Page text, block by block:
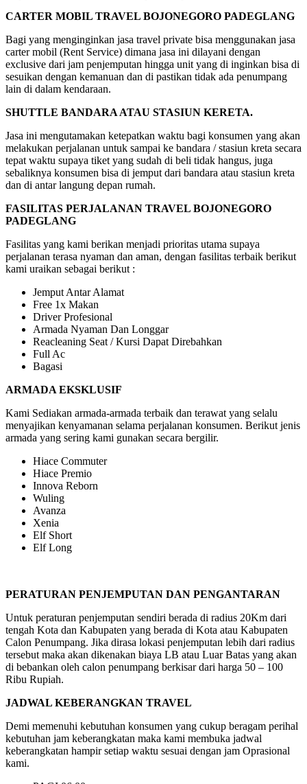
CARTER MOBIL TRAVEL BOJONEGORO PADEGLANG
Bagi yang menginginkan jasa travel private bisa menggunakan jasa
carter mobil (Rent Service) dimana jasa ini dilayani dengan
exclusive dari jam penjemputan hingga unit yang di inginkan bisa di
sesuikan dengan kemanuan dan di pastikan tidak ada penumpang
lain di dalam kendaraan.
SHUTTLE BANDARA ATAU STASIUN KERETA.
Jasa ini mengutamakan ketepatkan waktu bagi konsumen yang akan
melakukan perjalanan untuk sampai ke bandara / stasiun kreta secara
tepat waktu supaya tiket yang sudah di beli tidak hangus, juga
sebaliknya konsumen bisa di jemput dari bandara atau stasiun kreta
dan di antar langung depan rumah.
FASILITAS PERJALANAN TRAVEL BOJONEGORO
PADEGLANG
Fasilitas yang kami berikan menjadi prioritas utama supaya
perjalanan terasa nyaman dan aman, dengan fasilitas terbaik berikut
kami uraikan sebagai berikut :
Jemput Antar Alamat
Free 1x Makan
Driver Profesional
Armada Nyaman Dan Longgar
Reacleaning Seat / Kursi Dapat Direbahkan
Full Ac
Bagasi
ARMADA EKSKLUSIF
Kami Sediakan armada-armada terbaik dan terawat yang selalu
menyajikan kenyamanan selama perjalanan konsumen. Berikut jenis
armada yang sering kami gunakan secara bergilir.
Hiace Commuter
Hiace Premio
Innova Reborn
Wuling
Avanza
Xenia
Elf Short
Elf Long
PERATURAN PENJEMPUTAN DAN PENGANTARAN
Untuk peraturan penjemputan sendiri berada di radius 20Km dari
tengah Kota dan Kabupaten yang berada di Kota atau Kabupaten
Calon Penumpang. Jika dirasa lokasi penjemputan lebih dari radius
tersebut maka akan dikenakan biaya LB atau Luar Batas yang akan
di bebankan oleh calon penumpang berkisar dari harga 50 – 100
Ribu Rupiah.
JADWAL KEBERANGKAN TRAVEL
Demi memenuhi kebutuhan konsumen yang cukup beragam perihal
kebutuhan jam keberangkatan maka kami membuka jadwal
keberangkatan hampir setiap waktu sesuai dengan jam Oprasional
kami.